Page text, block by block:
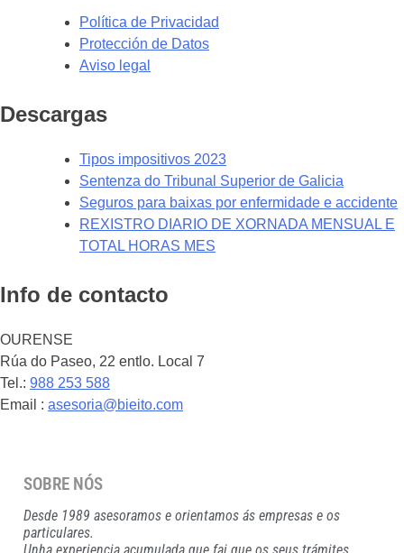
Política de Privacidad
Protección de Datos
Aviso legal
Descargas
Tipos impositivos 2023
Sentenza do Tribunal Superior de Galicia
Seguros para baixas por enfermidade e accidente
REXISTRO DIARIO DE XORNADA MENSUAL E
TOTAL HORAS MES
Info de contacto
OURENSE
Rúa do Paseo, 22 entlo. Local 7
Tel.: 988 253 588
Email : asesoria@bieito.com
SOBRE NÓS
Desde 1989 asesoramos e orientamos ás empresas e os
particulares.